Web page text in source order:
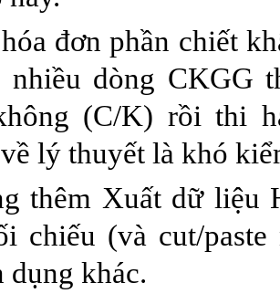
đơn phần chiết
nhiều dòng CKGG
(C/K) rồi thi
lý thuyết là khó
thêm Xuất dữ liệu
chiếu (và cut/
dụng khác.